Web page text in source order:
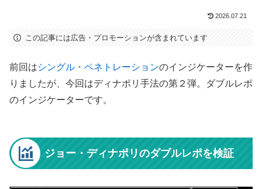
2026.07.21
この記事には広告・プロモーションが含まれています
前回はシングル・ペネトレーションのインジケーターを作
りましたが、今回はディナポリ手法の第２弾。ダブルレポ
のインジケーターです。
ジョー・ディナポリのダブルレポを検証